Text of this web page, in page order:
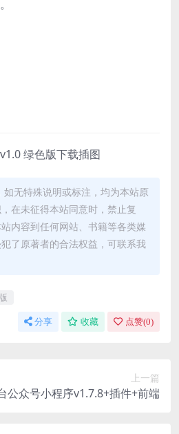
如无特殊说明或标注，均为本站原
在未征得本站同意时，禁止复
内容到任何网站、书籍等各类媒
了原著者的合法权益，可联系我
分享 收藏 点赞(0)
上一篇
公众号小程序v1.7.8+插件+前端